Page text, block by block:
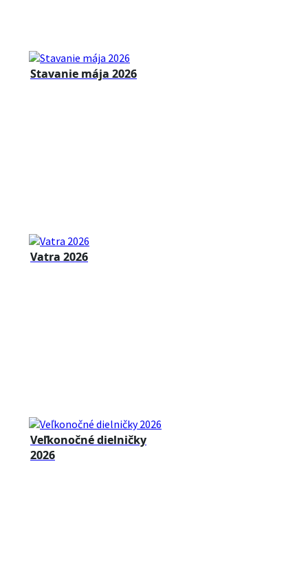
Stavanie mája 2026
Vatra 2026
Veľkonočné dielničky
2026